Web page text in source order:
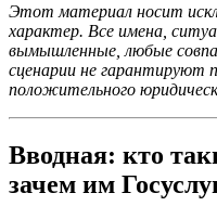
Этот материал носит
характер. Все имена,
вымышленные, любые
сценарии не гарантируют
положительного
Вводная: кто
зачем им